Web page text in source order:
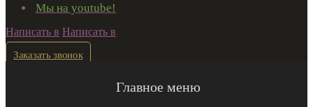
Мы на youtube!
Написать в Написать в
Заказать звонок
Главное меню